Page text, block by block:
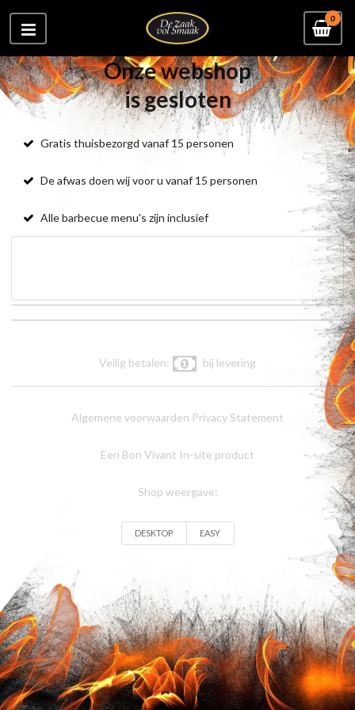
0
Onze webshop
is gesloten
Gratis thuisbezorgd vanaf 15 personen
De afwas doen wij voor u vanaf 15 personen
Alle barbecue menu's zijn inclusief
Veilig betalen: bij levering
Algemene voorwaarden Privacy Statement
Een Bon Vivant In-site product
Shop weergave:
DESKTOP EASY